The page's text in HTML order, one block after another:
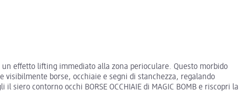
un effetto lifting immediato alla zona perioculare. Questo morbido
borse, occhiaie e segni di stanchezza, regalando
contorno occhi BORSE OCCHIAIE di MAGIC BOMB e riscopri la